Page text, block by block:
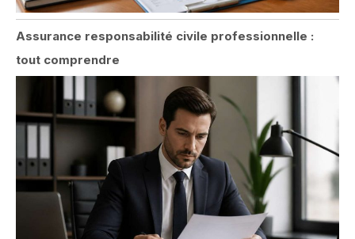
Assurance responsabilité civile professionnelle :
tout comprendre